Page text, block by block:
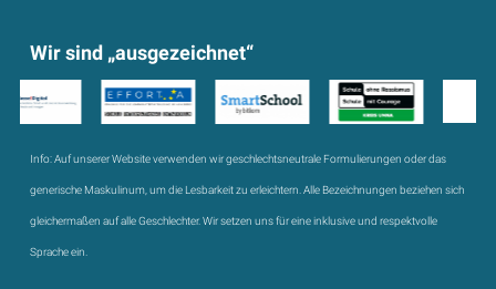
Wir sind „ausgezeichnet“
Info:Auf unserer Website verwenden wir geschlechtsneutrale Formulierungen oder das
generische Maskulinum, um die Lesbarkeit zu erleichtern. Alle Bezeichnungen beziehen sich
gleichermaßen auf alle Geschlechter. Wir setzen uns für eine inklusive und respektvolle
Sprache ein.